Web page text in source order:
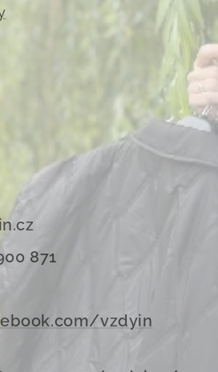
871
vzdyin